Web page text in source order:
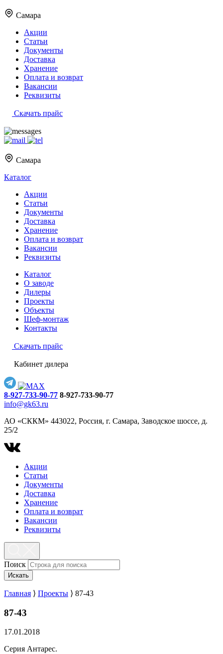
Самара
Акции
Статьи
Документы
Доставка
Хранение
Оплата и возврат
Вакансии
Реквизиты
Скачать прайс
Самара
Каталог
Акции
Статьи
Документы
Доставка
Хранение
Оплата и возврат
Вакансии
Реквизиты
Каталог
О заводе
Дилеры
Проекты
Объекты
Шеф-монтаж
Контакты
Скачать прайс
Кабинет дилера
8-927-733-90-77 8-927-733-90-77
info@gk63.ru
АО «СККМ» 443022, Россия, г. Самара, Заводское шоссе, д.
25/2
Акции
Статьи
Документы
Доставка
Хранение
Оплата и возврат
Вакансии
Реквизиты
Поиск
Искать
Главная ⟩ Проекты ⟩ 87-43
87-43
17.01.2018
Серия Антарес.